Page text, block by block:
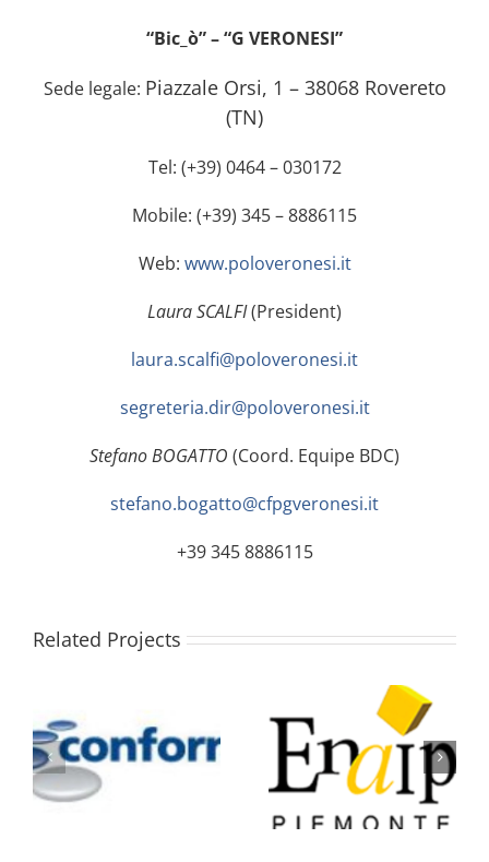
“Bic_ò” – “G VERONESI”
Sede legale: Piazzale Orsi, 1 – 38068 Rovereto
(TN)
Tel: (+39) 0464 – 030172
Mobile: (+39) 345 – 8886115
Web: www.poloveronesi.it
Laura SCALFI(President)
laura.scalfi@poloveronesi.it
segreteria.dir@poloveronesi.it
Stefano BOGATTO (Coord. Equipe BDC)
stefano.bogatto@cfpgveronesi.it
+39 345 8886115
Related Projects